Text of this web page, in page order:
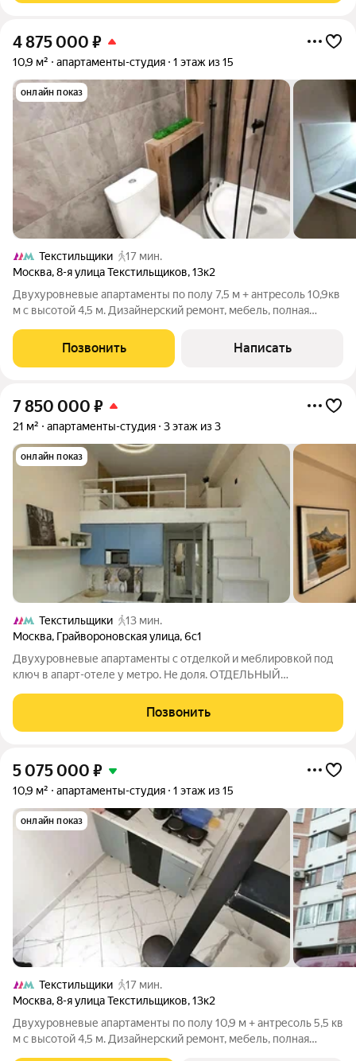
4 875 000 ₽
10,9 м² апартаменты-студия 1 этаж из 15
онлайн показ
Текстильщики
17 мин.
Москва,8-я улица Текстильщиков,13к2
Двухуровневые апартаменты по полу 7,5 м + антресоль 10,9кв
м с высотой 4,5 м. Дизайнерский ремонт, мебель, полная
живите с первого дня после сделки. Локация Текстильщики (15
мин. спокойным
Позвонить Написать
7 850 000 ₽
21 м² апартаменты-студия 3 этаж из 3
онлайн показ
Текстильщики
13 мин.
Москва, Грайвороновская улица,6с1
Двухуровневые апартаменты с отделкой и меблировкой под
ключ в апарт-отеле у метро. Не доля. ОТДЕЛЬНЫЙ
пространство. Доход от аренды, наличие, актуальную цену
уточняйте по телефону! Уникальное
Позвонить
5 075 000 ₽
10,9 м² апартаменты-студия 1 этаж из 15
онлайн показ
Текстильщики
17 мин.
Москва,8-я улица Текстильщиков,13к2
Двухуровневые апартаменты по полу 10,9 м + антресоль 5,5 кв
м с высотой 4,5 м. Дизайнерский ремонт, мебель, полная